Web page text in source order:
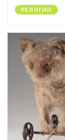
РЕЛИГИИ